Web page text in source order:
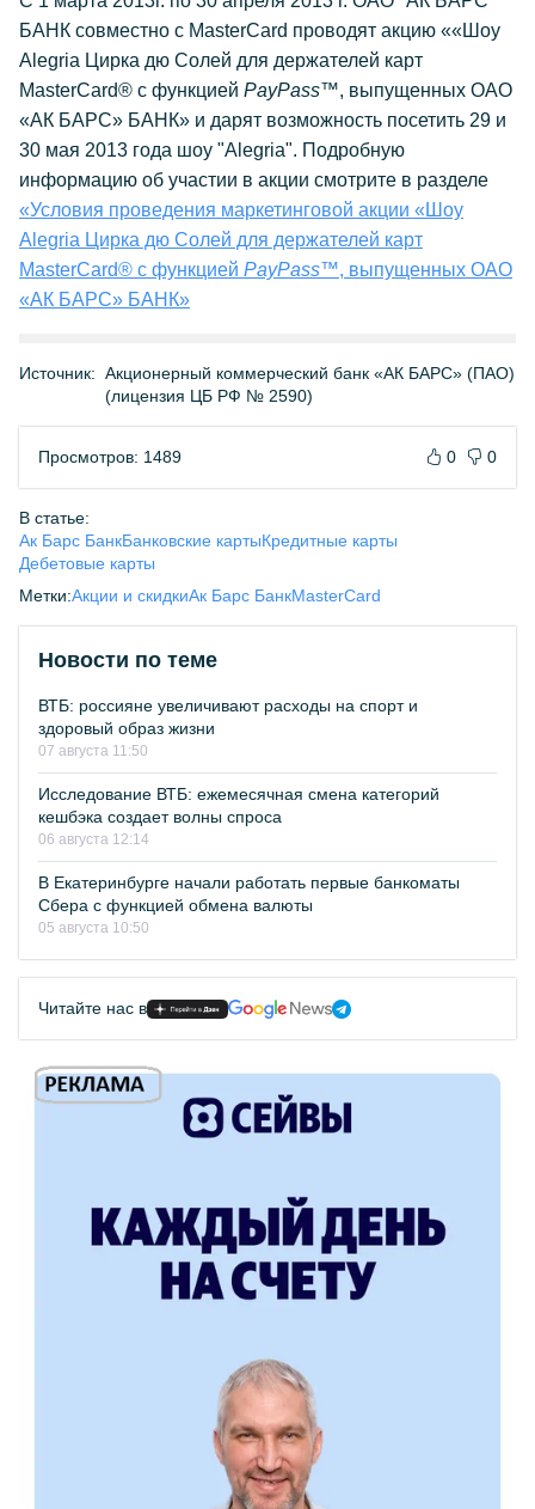
БАНК совместно с MasterCard проводят акцию ««Шоу
Alegria Цирка дю Солей для держателей карт
MasterCard® с функцией PayPass™, выпущенных ОАО
«АК БАРС» БАНК» и дарят возможность посетить 29 и
30 мая 2013 года шоу "Alegria". Подробную
информацию об участии в акции смотрите в разделе
«Условия проведения маркетинговой акции «Шоу
Alegria Цирка дю Солей для держателей карт
MasterCard® с функцией PayPass™, выпущенных ОАО
«АК БАРС» БАНК»
Источник: Акционерный коммерческий банк «АК БАРС» (ПАО)
(лицензия ЦБ РФ № 2590)
Просмотров: 1489 0 0
В статье:
Ак Барс БанкБанковские картыКредитные карты
Дебетовые карты
Метки:Акции и скидкиАк Барс БанкMasterCard
Новости по теме
ВТБ: россияне увеличивают расходы на спорт и
здоровый образ жизни
07 августа 11:50
Исследование ВТБ: ежемесячная смена категорий
кешбэка создает волны спроса
06 августа 12:14
В Екатеринбурге начали работать первые банкоматы
Сбера с функцией обмена валюты
05 августа 10:50
Читайте нас в